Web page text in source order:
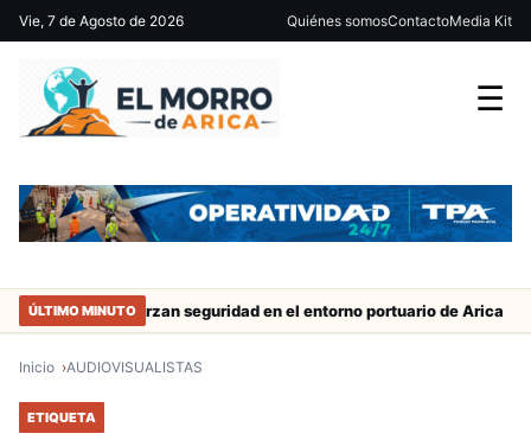
Vie, 7 de Agosto de 2026 Quiénes somosContactoMedia Kit
☰
ÚLTIMO MINUTORefuerzan seguridad en el entorno portuario de Arica
Inicio AUDIOVISUALISTAS
ETIQUETA